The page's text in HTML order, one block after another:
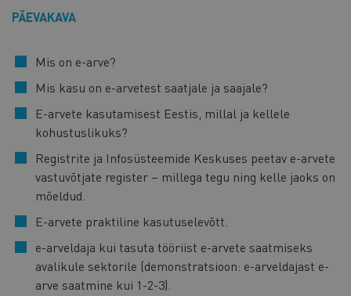
PÄEVAKAVA
Mis on e-arve?
Mis kasu on e-arvetest saatjale ja saajale?
E-arvete kasutamisest Eestis, millal ja kellele
kohustuslikuks?
Registrite ja Infosüsteemide Keskuses peetav e-arvete
vastuvõtjate register – millega tegu ning kelle jaoks on
mõeldud.
E-arvete praktiline kasutuselevõtt.
e-arveldaja kui tasuta tööriist e-arvete saatmiseks
avalikule sektorile (demonstratsioon: e-arveldajast e-
arve saatmine kui 1-2-3).